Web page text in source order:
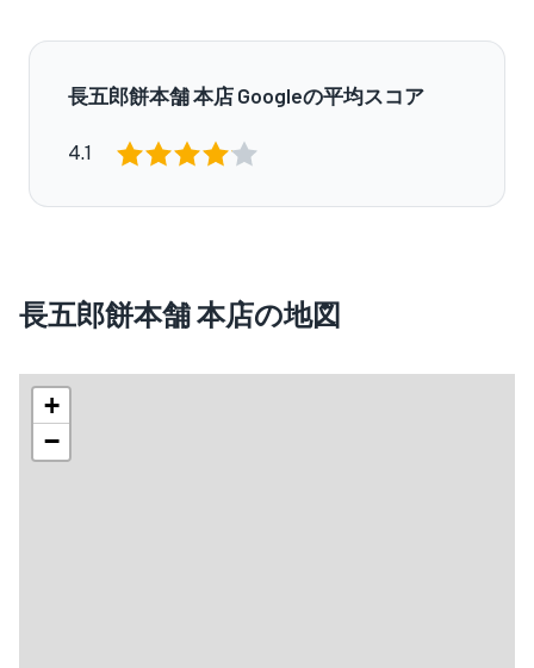
長五郎餅本舗 本店 Googleの平均スコア
4.1
長五郎餅本舗 本店の地図
+
−